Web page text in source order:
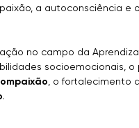
a autoconsciência e o
no campo da
socioemocionais, o
, o fortalecimento
.